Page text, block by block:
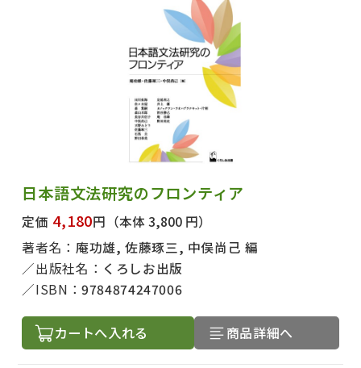
日本語文法研究のフロンティア
定価 4,180円 （本体 3,800 円）
著者名： 庵功雄, 佐藤琢三, 中俣尚己 編
出版社名： くろしお出版
ISBN：9784874247006
カートへ入れる 商品詳細へ